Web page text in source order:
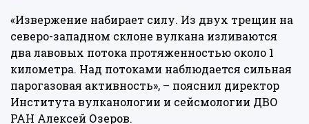
«Извержение набирает силу. Из двух трещин на
северо-западном склоне вулкана изливаются
два лавовых потока протяженностью около 1
километра. Над потоками наблюдается сильная
парогазовая активность», – пояснил директор
Института вулканологии и сейсмологии ДВО
РАН Алексей Озеров.